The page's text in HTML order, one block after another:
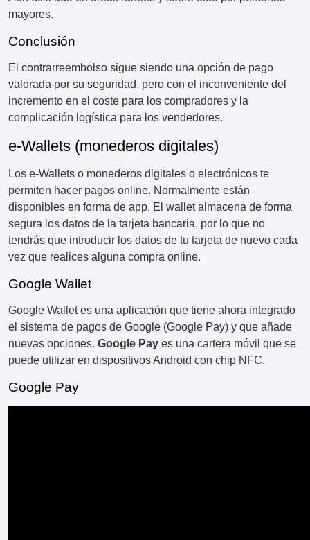
mayores.
Conclusión
El contrarreembolso sigue siendo una opción de pago
valorada por su seguridad, pero con el inconveniente del
incremento en el coste para los compradores y la
complicación logística para los vendedores.
e-Wallets (monederos digitales)
Los e-Wallets o monederos digitales o electrónicos te
permiten hacer pagos online. Normalmente están
disponibles en forma de app. El wallet almacena de forma
segura los datos de la tarjeta bancaria, por lo que no
tendrás que introducir los datos de tu tarjeta de nuevo cada
vez que realices alguna compra online.
Google Wallet
Google Wallet es una aplicación que tiene ahora integrado
el sistema de pagos de Google (Google Pay) y que añade
nuevas opciones. Google Pay es una cartera móvil que se
puede utilizar en dispositivos Android con chip NFC.
Google Pay